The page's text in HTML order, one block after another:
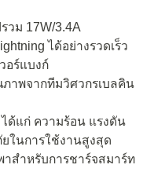
วม 17W/3.4A
ได้อย่างรวดเร็ว
อร์แบงก์
าพจากทีมวิศวกรเบลคิน
ด้แก่ ความร้อน แรงดัน
ในการใช้งานสูงสุด
าสำหรับการชาร์จสมาร์ท